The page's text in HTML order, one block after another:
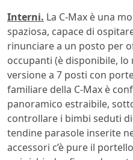
Interni. La C-Max è una
spaziosa, capace di
rinunciare a un posto per
occupanti (è disponibile,
versione a 7 posti con
familiare della C-Max è
panoramico estraibile,
controllare i bimbi seduti
tendine parasole inserite
accessori c’è pure il